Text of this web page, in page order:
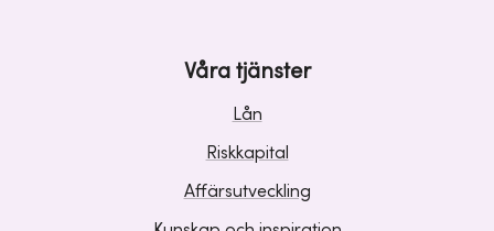
Våra tjänster
Lån
Riskkapital
Affärsutveckling